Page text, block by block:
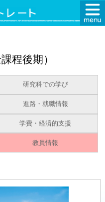
程後期）
研究科での学び
進路・就職情報
学費・経済的支援
教員情報